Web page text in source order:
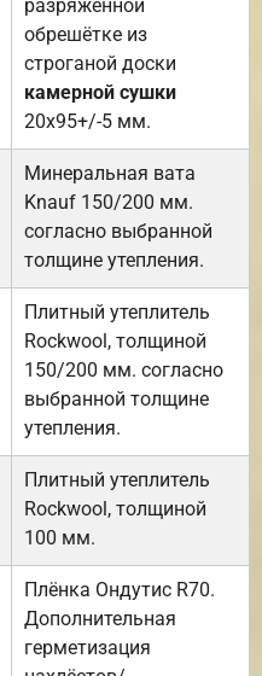
разряженной
обрешётке из
строганой доски
камерной сушки
20х95+/-5 мм.
Минеральная вата
Knauf 150/200 мм.
согласно выбранной
толщине утепления.
Плитный утеплитель
Rockwool, толщиной
150/200 мм. согласно
выбранной толщине
утепления.
Плитный утеплитель
Rockwool, толщиной
100 мм.
Плёнка Ондутис R70.
Дополнительная
герметизация